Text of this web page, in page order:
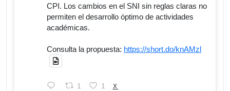
CPI. Los cambios en el SNI sin reglas claras no
permiten el desarrollo óptimo de actividades
académicas.
Consulta la propuesta: https://short.do/knAMzl
1 1 X